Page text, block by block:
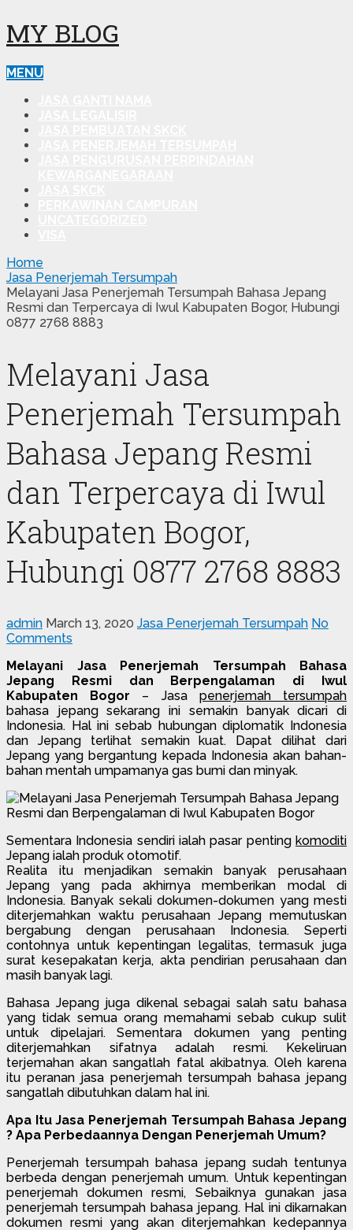
MY BLOG
MENU
Home
Jasa Penerjemah Tersumpah
Melayani Jasa Penerjemah Tersumpah Bahasa Jepang
Resmi dan Terpercaya di Iwul Kabupaten Bogor, Hubungi
0877 2768 8883
Melayani Jasa
Penerjemah Tersumpah
Bahasa Jepang Resmi
dan Terpercaya di Iwul
Kabupaten Bogor,
Hubungi 0877 2768 8883
admin March 13, 2020 Jasa Penerjemah Tersumpah No
Comments
Melayani Jasa Penerjemah Tersumpah Bahasa
Jepang Resmi dan Berpengalaman di Iwul
Kabupaten Bogor – Jasa penerjemah tersumpah
bahasa jepang sekarang ini semakin banyak dicari di
Indonesia. Hal ini sebab hubungan diplomatik Indonesia
dan Jepang terlihat semakin kuat. Dapat dilihat dari
Jepang yang bergantung kepada Indonesia akan bahan-
bahan mentah umpamanya gas bumi dan minyak.
Sementara Indonesia sendiri ialah pasar penting komoditi
Jepang ialah produk otomotif.
Realita itu menjadikan semakin banyak perusahaan
Jepang yang pada akhirnya memberikan modal di
Indonesia. Banyak sekali dokumen-dokumen yang mesti
diterjemahkan waktu perusahaan Jepang memutuskan
bergabung dengan perusahaan Indonesia. Seperti
contohnya untuk kepentingan legalitas, termasuk juga
surat kesepakatan kerja, akta pendirian perusahaan dan
masih banyak lagi.
Bahasa Jepang juga dikenal sebagai salah satu bahasa
yang tidak semua orang memahami sebab cukup sulit
untuk dipelajari. Sementara dokumen yang penting
diterjemahkan sifatnya adalah resmi. Kekeliruan
terjemahan akan sangatlah fatal akibatnya. Oleh karena
itu peranan jasa penerjemah tersumpah bahasa jepang
sangatlah dibutuhkan dalam hal ini.
Apa Itu Jasa Penerjemah Tersumpah Bahasa Jepang
? Apa Perbedaannya Dengan Penerjemah Umum?
Penerjemah tersumpah bahasa jepang sudah tentunya
berbeda dengan penerjemah umum. Untuk kepentingan
penerjemah dokumen resmi, Sebaiknya gunakan jasa
penerjemah tersumpah bahasa jepang. Hal ini dikarnakan
dokumen resmi yang akan diterjemahkan kedepannya